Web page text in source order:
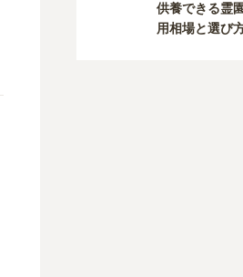
供養できる霊
用相場と選び